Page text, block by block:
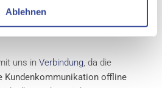
Ablehnen
uns in Verbindung, da die
Kundenkommunikation offline